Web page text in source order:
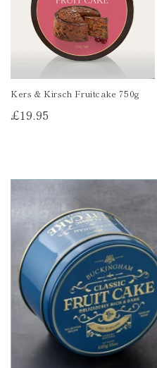
Kers & Kirsch Fruitcake 750g
Reguliere
£19.95